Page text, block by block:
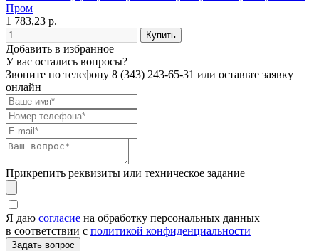
Пром
1 783,23 р.
Добавить в избранное
У вас остались вопросы?
Звоните по телефону 8 (343) 243-65-31 или оставьте заявку
онлайн
Прикрепить реквизиты или техническое задание
Я даю согласие на обработку персональных данных
в соответствии с политикой конфиденциальности